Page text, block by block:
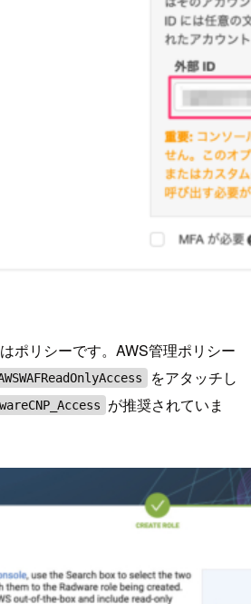
ポリシーです。AWS管理ポリシー
をアタッチし
が推奨されていま